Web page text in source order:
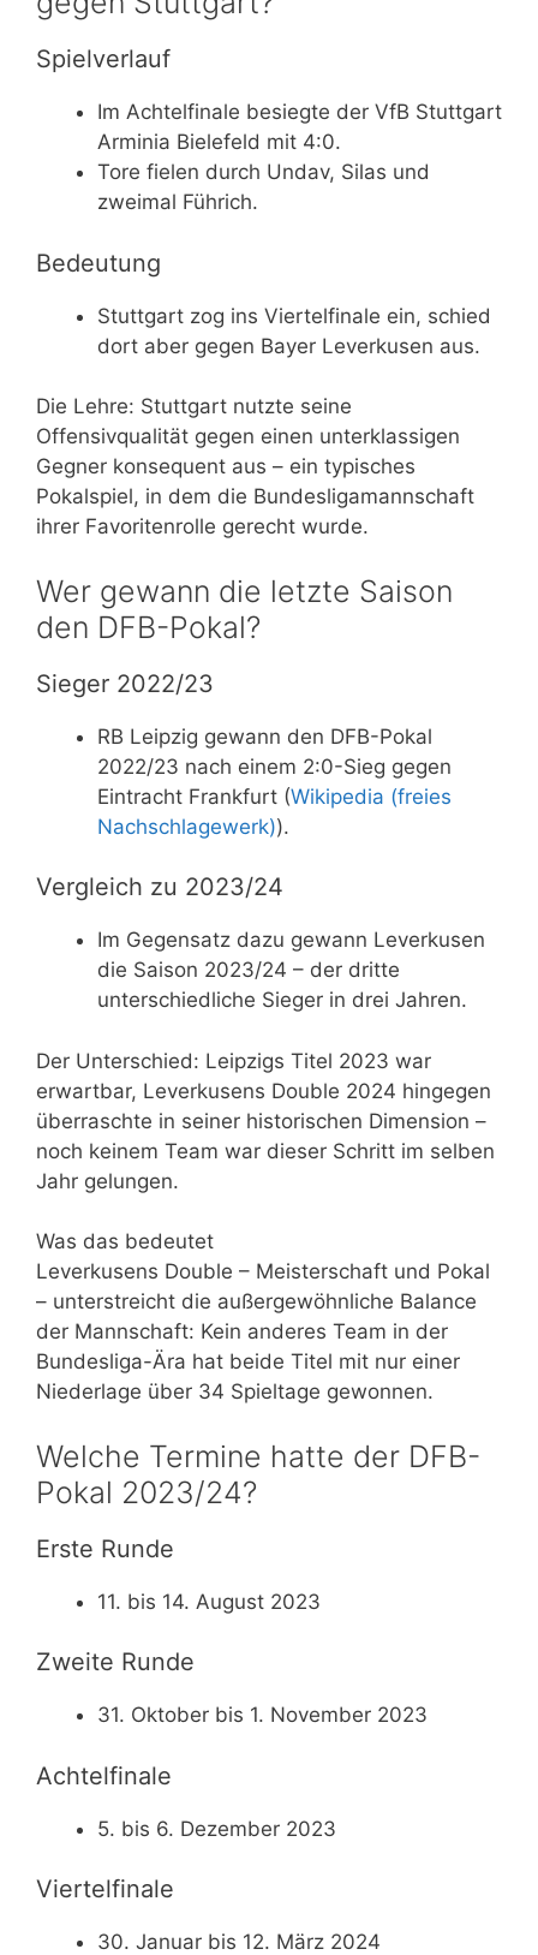
Spielverlauf
Im Achtelfinale besiegte der VfB Stuttgart
Arminia Bielefeld mit 4:0.
Tore fielen durch Undav, Silas und
zweimal Führich.
Bedeutung
Stuttgart zog ins Viertelfinale ein, schied
dort aber gegen Bayer Leverkusen aus.
Die Lehre: Stuttgart nutzte seine
Offensivqualität gegen einen unterklassigen
Gegner konsequent aus – ein typisches
Pokalspiel, in dem die Bundesligamannschaft
ihrer Favoritenrolle gerecht wurde.
Wer gewann die letzte Saison
den DFB-Pokal?
Sieger 2022/23
RB Leipzig gewann den DFB-Pokal
2022/23 nach einem 2:0-Sieg gegen
Eintracht Frankfurt (Wikipedia (freies
Nachschlagewerk)).
Vergleich zu 2023/24
Im Gegensatz dazu gewann Leverkusen
die Saison 2023/24 – der dritte
unterschiedliche Sieger in drei Jahren.
Der Unterschied: Leipzigs Titel 2023 war
erwartbar, Leverkusens Double 2024 hingegen
überraschte in seiner historischen Dimension –
noch keinem Team war dieser Schritt im selben
Jahr gelungen.
Was das bedeutet
Leverkusens Double – Meisterschaft und Pokal
– unterstreicht die außergewöhnliche Balance
der Mannschaft: Kein anderes Team in der
Bundesliga-Ära hat beide Titel mit nur einer
Niederlage über 34 Spieltage gewonnen.
Welche Termine hatte der DFB-
Pokal 2023/24?
Erste Runde
11. bis 14. August 2023
Zweite Runde
31. Oktober bis 1. November 2023
Achtelfinale
5. bis 6. Dezember 2023
Viertelfinale
30. Januar bis 12. März 2024